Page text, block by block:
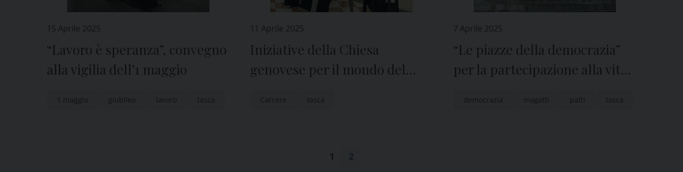
15 Aprile 2025
“Lavoro è speranza”, convegno
alla vigilia dell’1 maggio
1 maggio giubileo lavoro tasca
11 Aprile 2025
Iniziative della Chiesa
genovese per il mondo del
Carcere tasca
7 Aprile 2025
“Le piazze della democrazia”
per la partecipazione alla vita
democrazia magatti patti tasca
1